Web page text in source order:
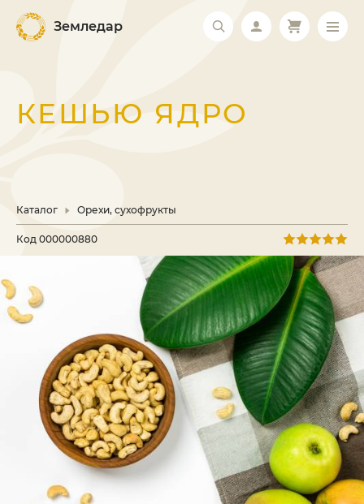
Земледар
КЕШЬЮ ЯДРО
Каталог Орехи, сухофрукты
Код 000000880